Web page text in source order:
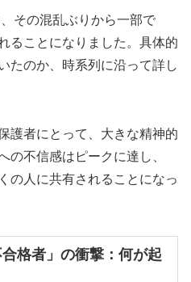
その混乱ぶりから一部で
ることになりました。具体的
たのか、時系列に沿って詳し
護者にとって、大きな精神的
の不信感はピークに達し、
の人に共有されることになっ
格者」の衝撃：何が起